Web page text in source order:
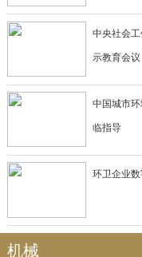
中央社会
示教育会议
中国城市
临指导
环卫企业
机械